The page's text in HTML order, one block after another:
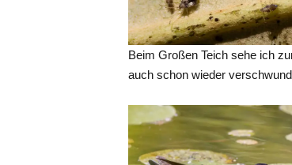
Beim Großen Teich sehe ich
auch schon wieder